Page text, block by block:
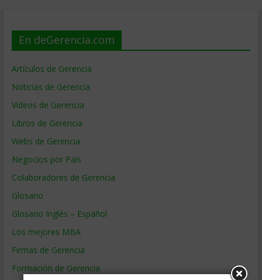
En deGerencia.com
Artículos de Gerencia
Noticias de Gerencia
Videos de Gerencia
Libros de Gerencia
Webs de Gerencia
Negocios por País
Colaboradores de Gerencia
Glosario
Glosario Inglés – Español
Los mejores MBA
Firmas de Gerencia
Formación de Gerencia